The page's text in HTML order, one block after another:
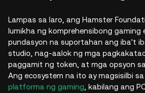
Lampas sa laro, ang Hamster
lumikha ng komprehensibong gaming
pundasyon na suportahan ang iba't
studio, nag-aalok ng mga
paggamit ng token, at mga opsyon
Ang ecosystem na ito ay magsisilbi
platforma ng gaming , kabilang ang